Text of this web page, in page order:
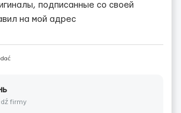
подписанные со своей
на мой адрес
firmy